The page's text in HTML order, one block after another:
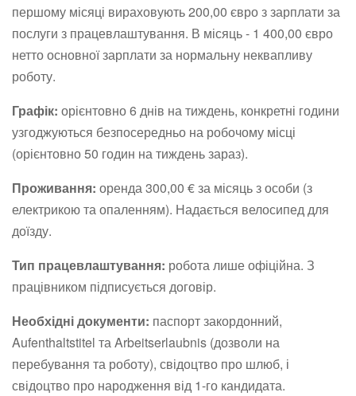
першому місяці вираховують 200,00 євро з зарплати за
послуги з працевлаштування. В місяць - 1 400,00 євро
нетто основної зарплати за нормальну неквапливу
роботу.
Графік: орієнтовно 6 днів на тиждень, конкретні години
узгоджуються безпосередньо на робочому місці
(орієнтовно 50 годин на тиждень зараз).
Проживання: оренда 300,00 € за місяць з особи (з
електрикою та опаленням). Надається велосипед для
доїзду.
Тип працевлаштування: робота лише офіційна. З
працівником підписується договір.
Необхідні документи: паспорт закордонний,
Aufenthaltstitel та Arbeitserlaubnis (дозволи на
перебування та роботу), свідоцтво про шлюб, і
свідоцтво про народження від 1-го кандидата.